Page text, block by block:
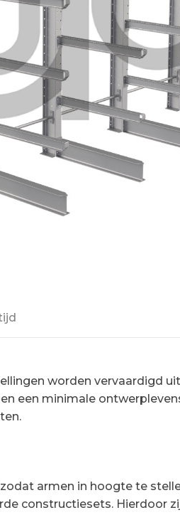
worden vervaardigd
een minimale
armen in hoogte te
constructiesets. Hierdoor